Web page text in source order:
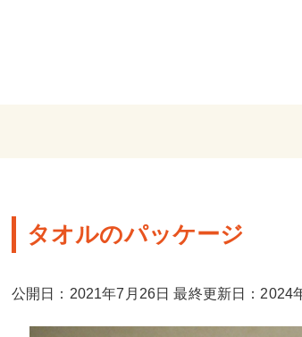
タオルのパッケージ
公開日：2021年7月26日 最終更新日：2024